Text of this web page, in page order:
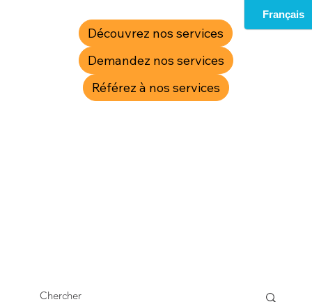
Découvrez nos services
Demandez nos services
Référez à nos services